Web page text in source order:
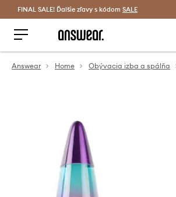
Šetrite s Answear Club >
FINAL SALE! Ďalšie zľavy s kódom SALE
Answear Home Obývacia izba a spálňa